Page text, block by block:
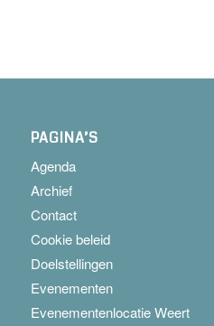
PAGINA’S
Agenda
Archief
Contact
Cookie beleid
Doelstellingen
Evenementen
Evenementenlocatie Weert